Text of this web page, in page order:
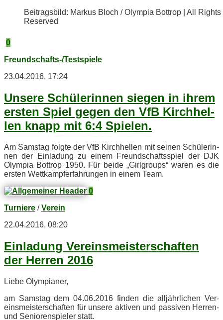
Bei­trags­bild: Mar­kus Bloch / Olym­pia Bot­trop | All Rights
Reserved
0
Freundschafts-/Testspiele
23.04.2016, 17:24
Un­se­re Schü­le­rin­nen sie­gen in ih­rem
ers­ten Spiel ge­gen den VfB Kirch­hel­
len knapp mit 6:4 Spielen.
Am Sams­tag folg­te der VfB Kirch­hel­len mit sei­nen Schü­le­rin­
nen der Ein­la­dung zu ei­nem Freund­schafts­spiel der DJK
Olym­pia Bot­trop 1950. Für bei­de „Girl­groups“ wa­ren es die
ers­ten Wett­kampf­erfah­run­gen in ei­nem Team.
0
Turniere /Verein
22.04.2016, 08:20
Ein­la­dung Ver­eins­meis­ter­schaf­ten
der Her­ren 2016
Lie­be Olympianer,
am Sams­tag dem 04.06.2016 fin­den die all­jähr­li­chen Ver­
eins­meis­ter­schaf­ten für un­se­re ak­ti­ven und pas­si­ven Her­ren-
und Se­nio­ren­spie­ler statt.